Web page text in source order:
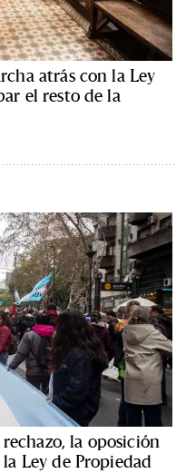
atrás con la Ley
el resto de la
la oposición
Ley de Propiedad